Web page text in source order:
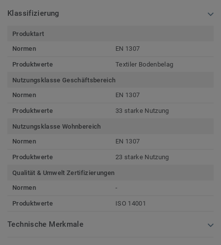
Klassifizierung
Produktart
Normen
EN 1307
Produktwerte Textiler Bodenbelag
Nutzungsklasse Geschäftsbereich
Normen
EN 1307
Produktwerte 33 starke Nutzung
Nutzungsklasse Wohnbereich
Normen
EN 1307
Produktwerte 23 starke Nutzung
Qualität & Umwelt Zertifizierungen
Normen
-
Produktwerte ISO 14001
Technische Merkmale